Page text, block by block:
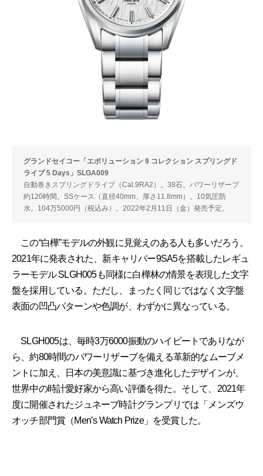
グランドセイコー「エボリューション 9 コレクション スプリングド
ライブ 5 Days」SLGA009
自動巻きスプリングドライブ（Cal.9RA2）。38石。パワーリザーブ
約120時間。SSケース（直径40mm、厚さ11.8mm）。10気圧防
水。104万5000円（税込み）。2022年2月11日（金）発売予定。
この“白樺”モデルの外観に見覚えのある人も多いだろう。
2021年に発表された、新キャリバー9SA5を搭載したレギュ
ラーモデル SLGH005も同様に白樺林の情景を表現した文字
盤を採用している。ただし、まったく同じではなく文字盤
表面の凹凸パターンや色調が、わずかに異なっている。
SLGH005は、毎時3万6000振動のハイビートでありなが
ら、約80時間のパワーリザーブを備える革新的なムーブメ
ントに加え、日本の美意識に基づき進化したデザインが、
世界中の時計愛好家から高い評価を得た。そして、2021年
度に開催されたジュネーブ時計グランプリでは「メンズウ
オッチ部門賞（Menʼs Watch Prize」を受賞した。